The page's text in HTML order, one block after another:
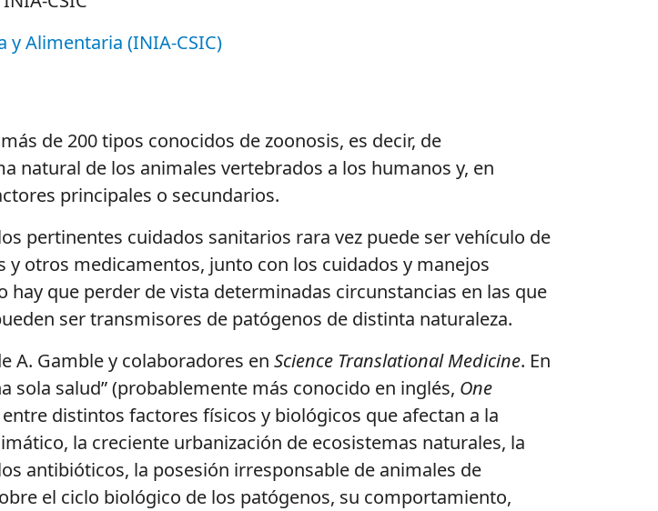
Alimentaria (INIA-CSIC)
de 200 tipos conocidos de zoonosis, es decir, de
natural de los animales vertebrados a los humanos y, en
principales o secundarios.
pertinentes cuidados sanitarios rara vez puede ser vehículo de
otros medicamentos, junto con los cuidados y manejos
que perder de vista determinadas circunstancias en las que
ser transmisores de patógenos de distinta naturaleza.
A. Gamble y colaboradores en Science Translational Medicine. En
sola salud” (probablemente más conocido en inglés, One
distintos factores físicos y biológicos que afectan a la
la creciente urbanización de ecosistemas naturales, la
antibióticos, la posesión irresponsable de animales de
el ciclo biológico de los patógenos, su comportamiento,